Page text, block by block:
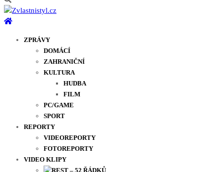
ZPRÁVY
DOMÁCÍ
ZAHRANIČNÍ
KULTURA
HUDBA
FILM
PC/GAME
SPORT
REPORTY
VIDEOREPORTY
FOTOREPORTY
VIDEO KLIPY